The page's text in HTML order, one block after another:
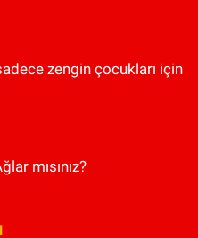
zengin çocukları için
mısınız?